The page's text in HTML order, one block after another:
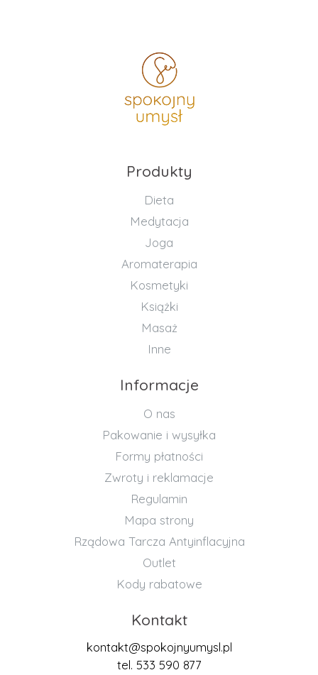
Produkty
Dieta
Medytacja
Joga
Aromaterapia
Kosmetyki
Książki
Masaż
Inne
Informacje
O nas
Pakowanie i wysyłka
Formy płatności
Zwroty i reklamacje
Regulamin
Mapa strony
Rządowa Tarcza Antyinflacyjna
Outlet
Kody rabatowe
Kontakt
kontakt@spokojnyumysl.pl
tel. 533 590 877